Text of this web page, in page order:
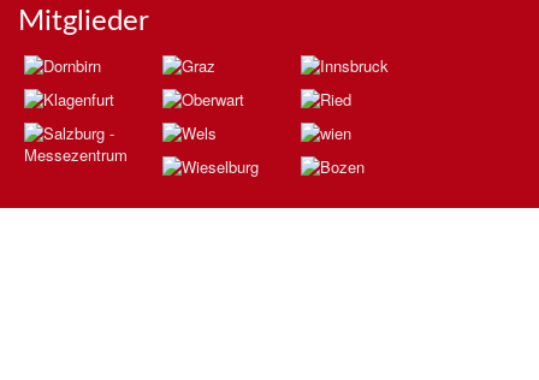
Mitglieder